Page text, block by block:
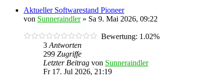
Aktueller Softwarestand Pioneer
von Sunneraindler» Sa 9. Mai 2026, 09:22
Bewertung: 1.02%
3 Antworten
299 Zugriffe
Letzter Beitrag von Sunneraindler
Fr 17. Jul 2026, 21:19